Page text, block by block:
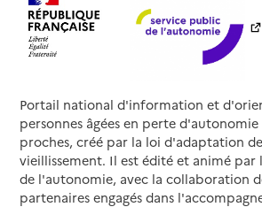
Portail national d'information et
personnes âgées en perte
proches, créé par la loi d'adaptation
vieillissement. Il est édité et animé par
de l'autonomie, avec la collaboration
partenaires engagés dans